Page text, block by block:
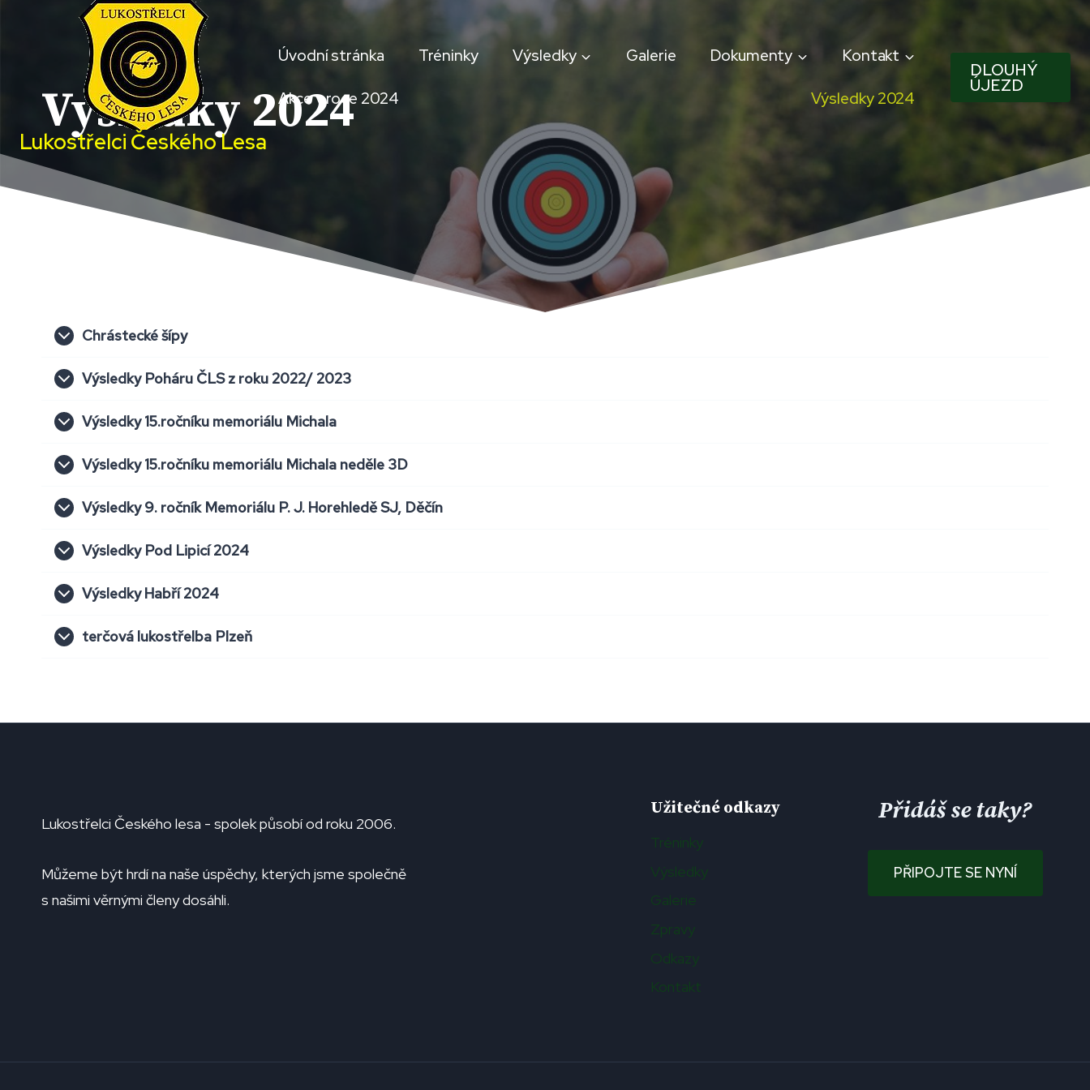
Lukostřelci Českého Lesa
Úvodní stránka Tréninky Výsledky Galerie Dokumenty Kontakt
Akce v roce 2024 Výsledky 2024
DLOUHÝ
ÚJEZD
Výsledky 2024
Chrástecké šípy
Výsledky Poháru ČLS z roku 2022/ 2023
Výsledky 15.ročníku memoriálu Michala
Výsledky 15.ročníku memoriálu Michala neděle 3D
Výsledky9. ročník Memoriálu P. J. Horehledě SJ, Děčín
Výsledky Pod Lipicí 2024
VýsledkyHabří 2024
terčová lukostřelba Plzeň
Lukostřelci Českého lesa - spolek působí od roku 2006.
Můžeme být hrdí na naše úspěchy, kterých jsme společně
s našimi věrnými členy dosáhli.
Užitečné odkazy
Tréninky
Výsledky
Galerie
Zpravy
Odkazy
Kontakt
Přidáš se taky?
PŘIPOJTE SE NYNÍ